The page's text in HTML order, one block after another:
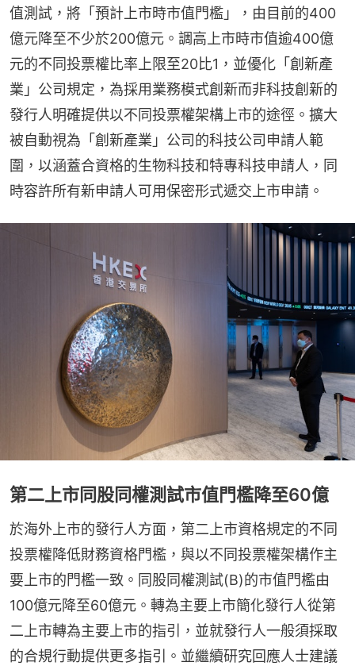
值測試，將「預計上市時市值門檻」，由目前的400
億元降至不少於200億元。調高上市時市值逾400億
元的不同投票權比率上限至20比1，並優化「創新產
業」公司規定，為採用業務模式創新而非科技創新的
發行人明確提供以不同投票權架構上市的途徑。擴大
被自動視為「創新產業」公司的科技公司申請人範
圍，以涵蓋合資格的生物科技和特專科技申請人，同
時容許所有新申請人可用保密形式遞交上市申請。
第二上市同股同權測試市值門檻降至60億
於海外上市的發行人方面，第二上市資格規定的不同
投票權降低財務資格門檻，與以不同投票權架構作主
要上市的門檻一致。同股同權測試(B)的市值門檻由
100億元降至60億元。轉為主要上市簡化發行人從第
二上市轉為主要上市的指引，並就發行人一般須採取
的合規行動提供更多指引。並繼續研究回應人士建議